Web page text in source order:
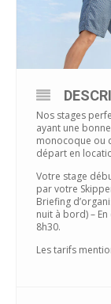
Nos stages
ayant une
monocoque ou
départ en
Votre stage
par votre
Briefing
nuit à bord) –
8h30.
Les tarifs